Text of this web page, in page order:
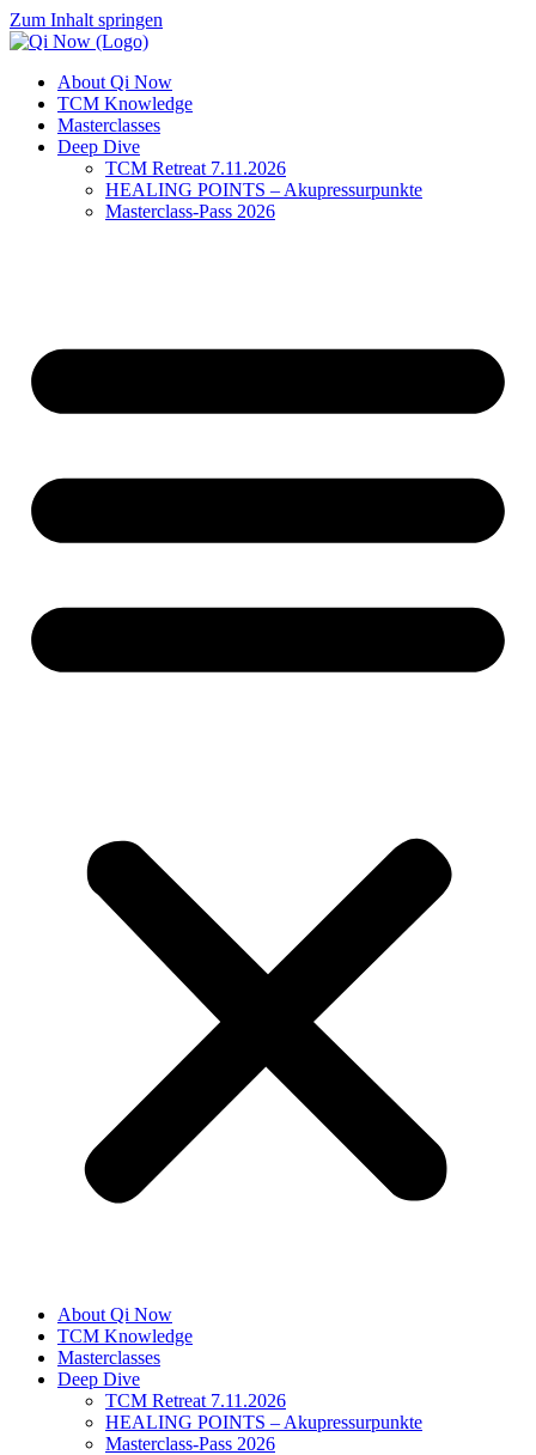
Zum Inhalt springen
About Qi Now
TCM Knowledge
Masterclasses
Deep Dive
TCM Retreat 7.11.2026
HEALING POINTS – Akupressurpunkte
Masterclass-Pass 2026
About Qi Now
TCM Knowledge
Masterclasses
Deep Dive
TCM Retreat 7.11.2026
HEALING POINTS – Akupressurpunkte
Masterclass-Pass 2026